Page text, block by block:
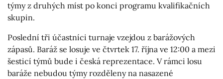
týmy z druhých míst po konci programu kvalifikačních
skupin.
Poslední tři účastníci turnaje vzejdou z barážových
zápasů. Baráž se losuje ve čtvrtek 17. října ve 12:00 a mezi
šesticí týmů bude i česká reprezentace. V rámci losu
baráže nebudou týmy rozděleny na nasazené